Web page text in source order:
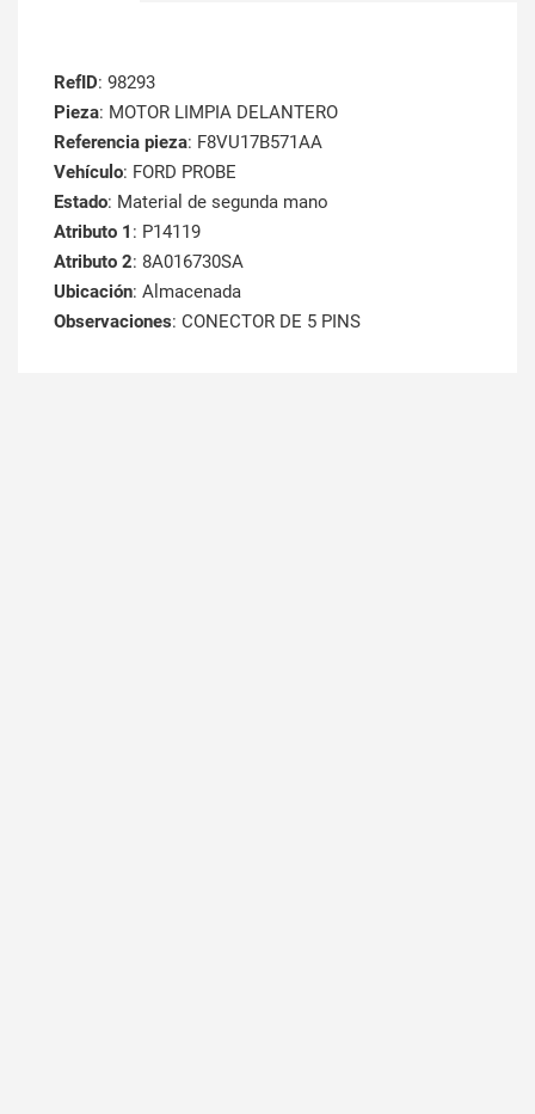
RefID: 98293
Pieza: MOTOR LIMPIA DELANTERO
Referencia pieza: F8VU17B571AA
Vehículo: FORD PROBE
Estado: Material de segunda mano
Atributo 1 : P14119
Atributo 2: 8A016730SA
Ubicación: Almacenada
Observaciones: CONECTOR DE 5 PINS